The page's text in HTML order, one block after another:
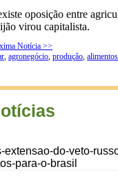
oposição entre
virou capitalista.
Notícia >>
, agronegócio, produção, alimentos